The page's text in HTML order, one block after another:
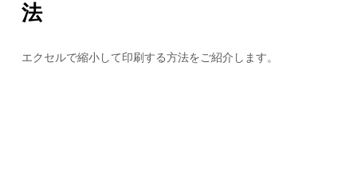
法
エクセルで縮小して印刷する方法をご紹介します。